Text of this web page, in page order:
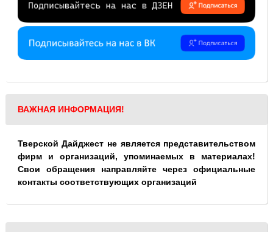
ВАЖНАЯ ИНФОРМАЦИЯ!
Тверской Дайджест не является представительством
фирм и организаций, упоминаемых в материалах!
Свои обращения направляйте через официальные
контакты соответствующих организаций